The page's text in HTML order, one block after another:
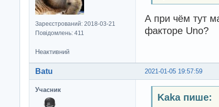
Зареєстрований: 2018-03-21
Повідомлень: 411
А при чём тут
факторе Uno?
Неактивний
2021-01-05 19:57:59
Batu
Учасник
Kaka пише: